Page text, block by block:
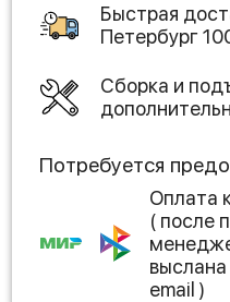
Быстрая
Петербург
Сборка и
Потребуется
Оплата
( после
email )